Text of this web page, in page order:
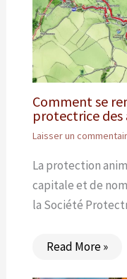
Comment se
protectrice des
Laisser un
La protection
capitale et de
la Société
Read More »